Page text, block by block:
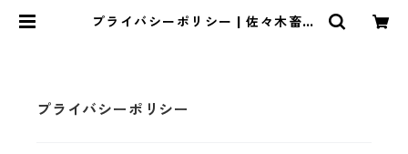
プライバシーポリシー | 佐々木畜産
プライバシーポリシー